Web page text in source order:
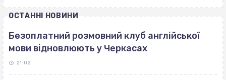
ОСТАННІ НОВИНИ
Безоплатний розмовний клуб англійської
мови відновлюють у Черкасах
21:02